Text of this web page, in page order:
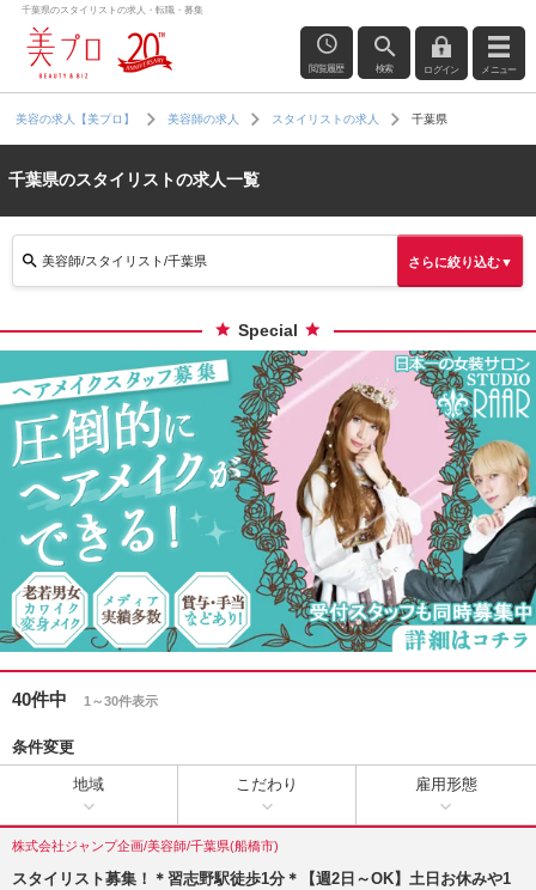
千葉県のスタイリストの求人・転職・募集
閲覧履歴 検索 ログイン メニュー
美容の求人【美プロ】 美容師の求人 スタイリストの求人 千葉県
千葉県のスタイリストの求人一覧
美容師/スタイリスト/千葉県 さらに絞り込む▼
Special
40件中 1～30件表示
条件変更
地域 こだわり 雇用形態
株式会社ジャンプ企画/美容師/千葉県(船橋市)
スタイリスト募集！＊習志野駅徒歩1分＊【週2日～OK】土日お休みや1